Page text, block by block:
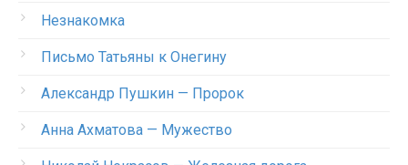
Незнакомка
Письмо Татьяны к Онегину
Александр Пушкин — Пророк
Анна Ахматова — Мужество